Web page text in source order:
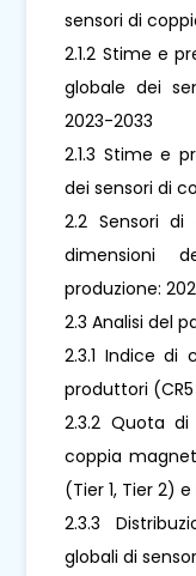
sensori di
2.1.2 Stime e
globale dei
2023-2033
2.1.3 Stime e
dei sensori di
2.2 Sensori di
dimensioni
produzione:
2.3 Analisi del
2.3.1 Indice di
produttori (CR5
2.3.2 Quota
coppia
(Tier 1, Tier 2)
2.3.3
globali di